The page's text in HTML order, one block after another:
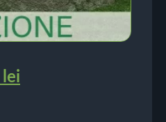
lei